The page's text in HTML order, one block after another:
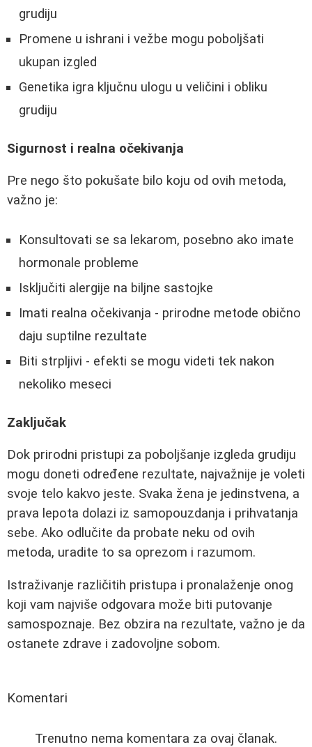
grudiju
Promene u ishrani i vežbe mogu poboljšati
ukupan izgled
Genetika igra ključnu ulogu u veličini i obliku
grudiju
Sigurnost i realna očekivanja
Pre nego što pokušate bilo koju od ovih metoda,
važno je:
Konsultovati se sa lekarom, posebno ako imate
hormonale probleme
Isključiti alergije na biljne sastojke
Imati realna očekivanja - prirodne metode obično
daju suptilne rezultate
Biti strpljivi - efekti se mogu videti tek nakon
nekoliko meseci
Zaključak
Dok prirodni pristupi za poboljšanje izgleda grudiju
mogu doneti određene rezultate, najvažnije je voleti
svoje telo kakvo jeste. Svaka žena je jedinstvena, a
prava lepota dolazi iz samopouzdanja i prihvatanja
sebe. Ako odlučite da probate neku od ovih
metoda, uradite to sa oprezom i razumom.
Istraživanje različitih pristupa i pronalaženje onog
koji vam najviše odgovara može biti putovanje
samospoznaje. Bez obzira na rezultate, važno je da
ostanete zdrave i zadovoljne sobom.
Komentari
Trenutno nema komentara za ovaj članak.